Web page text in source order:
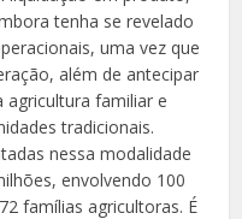
tenha se revelado
uma vez que
além de antecipar
agricultura familiar e
tradicionais.
nessa modalidade
envolvendo 100
famílias agricultoras. É